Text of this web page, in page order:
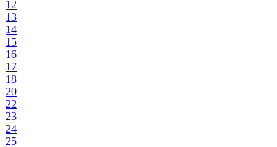
12
13
14
15
16
17
18
20
22
23
24
25